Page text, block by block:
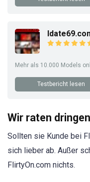
Mehr als 10.000 Models
Testbericht lesen
Wir raten
Sollten sie Kunde bei
sich lieber ab. Außer
FlirtyOn.com nichts.